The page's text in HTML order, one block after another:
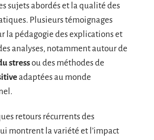
sujets abordés et la qualité des
Plusieurs témoignages
la pédagogie des explications et
analyses, notamment autour de
stressou des méthodes de
adaptées au monde
retours récurrents des
montrent la variété et l’impact